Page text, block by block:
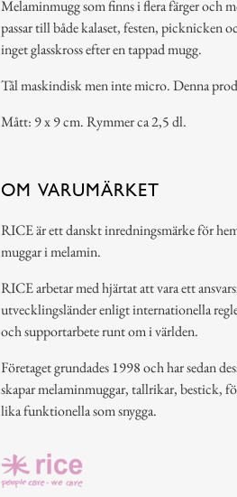
Melaminmugg som finns i flera färger och
passar till både kalaset, festen, picknicken
inget glasskross efter en tappad mugg.
Tål maskindisk men inte micro. Denna
Mått: 9 x 9 cm. Rymmer ca 2,5 dl.
OM VARUMÄRKET
RICE är ett danskt inredningsmärke för
muggar i melamin.
RICE arbetar med hjärtat att vara ett
utvecklingsländer enligt internationella
och supportarbete runt om i världen.
Företaget grundades 1998 och har sedan
skapar melaminmuggar, tallrikar, bestick,
lika funktionella som snygga.